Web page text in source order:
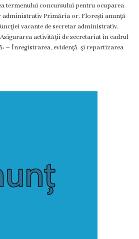
termenului concursului pentru ocuparea
administrativ Primăria or. Floreşti anunţă
vacante de secretar administrativ.
activităţii de secretariat în cadrul
– Înregistrarea, evidenţă şi repartizarea